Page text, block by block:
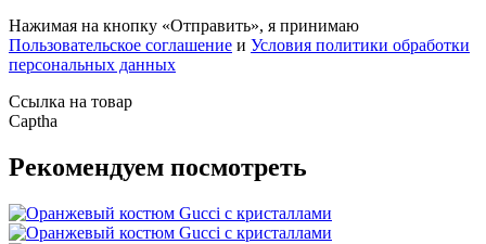
Нажимая на кнопку «Отправить», я принимаю
Пользовательское соглашение и Условия политики обработки
персональных данных
Ссылка на товар
Captha
Рекомендуем посмотреть